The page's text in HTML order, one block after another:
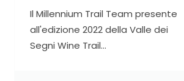
Il Millennium Trail Team presente
all'edizione 2022 della Valle dei
Segni Wine Trail...